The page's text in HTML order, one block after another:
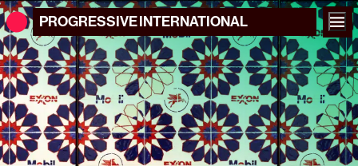
PROGRESSIVEINTERNATIONAL